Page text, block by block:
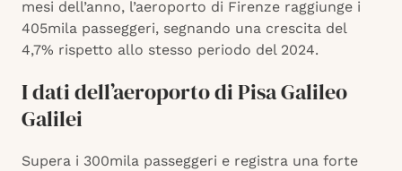
mesi dell’anno, l’aeroporto di Firenze raggiunge i
405mila passeggeri, segnando una crescita del
4,7% rispetto allo stesso periodo del 2024.
I dati dell’aeroporto di Pisa Galileo
Galilei
Supera i 300mila passeggeri e registra una forte